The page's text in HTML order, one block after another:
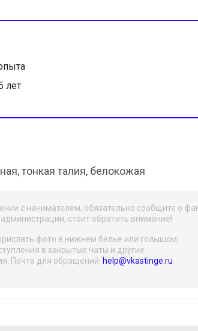
лет
тонкая талия, белокожая
с нанимателем, обязательно сообщите о
стоит обратить внимание!
фото в нижнем белье или голышом.
в закрытые чаты и другие
Почта для обращений: help@vkastinge.ru